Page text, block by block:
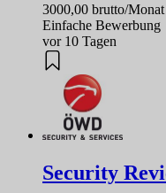
3000,00 brutto/Monat
Einfache Bewerbung
vor 10 Tagen
Security